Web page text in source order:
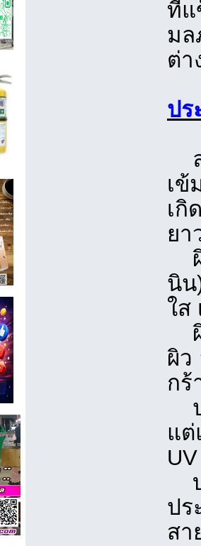
ที่แ
มล
ต่า
ปร
ล
เข้
เกิ
ยา
ผิ
นิน
ใส
ผิ
ผิว
กร้
ป
แต่
บ
ปร
สา